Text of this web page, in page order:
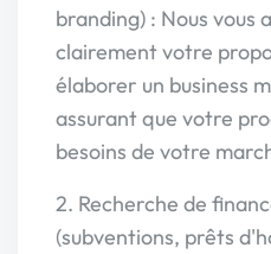
branding) : Nous vous
clairement votre
élaborer un business
assurant que votre
besoins de votre
2. Recherche de
(subventions, prêts